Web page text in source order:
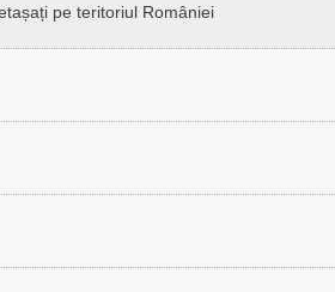
pe teritoriul României